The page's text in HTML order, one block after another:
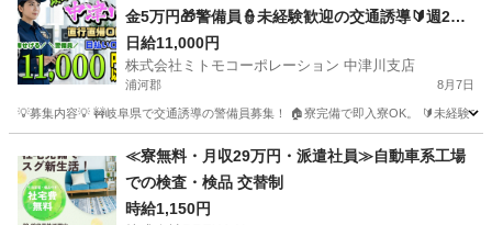
金5万円🎁警備員👮未経験歓迎の交通誘導🔰週2日
～勤務可能でプライベートも充実📅寮付きだから
遠方の方も安心🏠Web面接対応でスグに面接設定
できます🚀
日給11,000円
株式会社ミトモコーポレーション 中津川支店
浦河郡 8月7日
💡募集内容💡 🚧岐阜県で交通誘導の警備員募集！ 🏠寮完備で即入寮OK。 🔰未経験
警備員 給料
≪寮無料・月収29万円・派遣社員≫自動車系工場
での検査・検品 交替制
時給1,150円